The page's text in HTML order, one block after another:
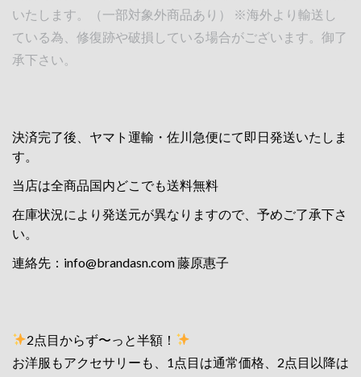
いたします。（一部対象外商品あり） ※海外より輸送し
ている為、修復跡や破損している場合がございます。御了
承下さい。
決済完了後、ヤマト運輸・佐川急便にて即日発送いたしま
す。
当店は全商品国内どこでも送料無料
在庫状況により発送元が異なりますので、予めご了承下さ
い。
連絡先： info@brandasn.com藤原惠子
2点目からず〜っと半額！
お洋服もアクセサリーも、1点目は通常価格、2点目以降は